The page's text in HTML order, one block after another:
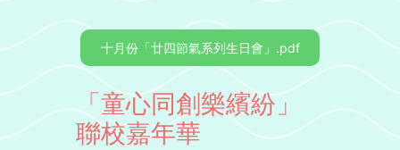
十月份「廿四節氣系列生日會」.pdf
「童心同創樂繽紛」
聯校嘉年華